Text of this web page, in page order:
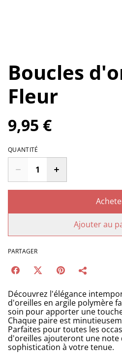
Boucles
Fleur
9,95 €
QUANTITÉ
Ajouter au
PARTAGER
Découvrez l'élégance
d'oreilles en argile polymère
soin pour apporter une
Chaque paire est
Parfaites pour toutes les
d'oreilles ajouteront une note
sophistication à votre tenue.